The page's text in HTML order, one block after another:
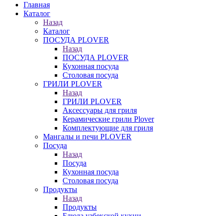
Главная
Каталог
Назад
Каталог
ПОСУДА PLOVER
Назад
ПОСУДА PLOVER
Кухонная посуда
Столовая посуда
ГРИЛИ PLOVER
Назад
ГРИЛИ PLOVER
Аксессуары для гриля
Керамические грили Plover
Комплектующие для гриля
Мангалы и печи PLOVER
Посуда
Назад
Посуда
Кухонная посуда
Столовая посуда
Продукты
Назад
Продукты